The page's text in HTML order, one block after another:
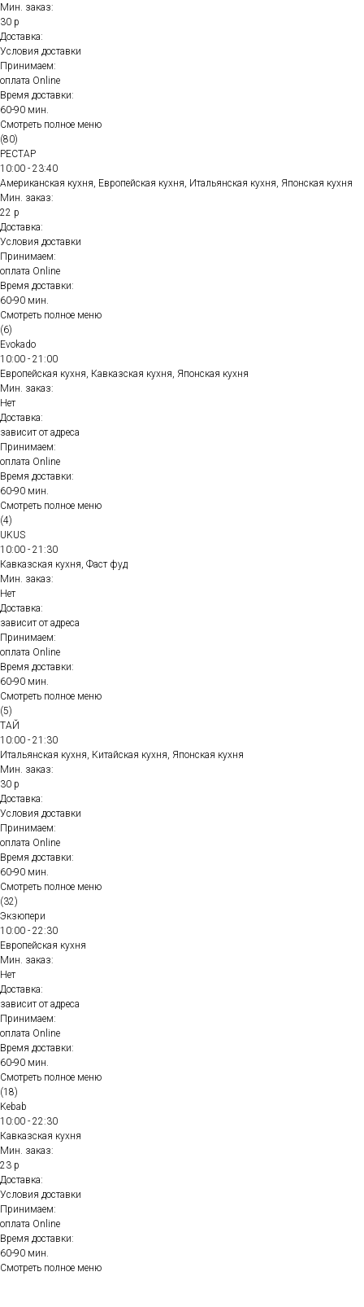
Мин. заказ:
30 р
Доставка:
Условия доставки
Принимаем:
оплата Online
Время доставки:
60-90 мин.
Смотреть полное меню
(80)
РЕСТАР
10:00 - 23:40
Американская кухня, Европейская кухня, Итальянская кухня, Японская кухня
Мин. заказ:
22 р
Доставка:
Условия доставки
Принимаем:
оплата Online
Время доставки:
60-90 мин.
Смотреть полное меню
(6)
Evokado
10:00 - 21:00
Европейская кухня, Кавказская кухня, Японская кухня
Мин. заказ:
Нет
Доставка:
зависит от адреса
Принимаем:
оплата Online
Время доставки:
60-90 мин.
Смотреть полное меню
(4)
UKUS
10:00 - 21:30
Кавказская кухня, Фаст фуд
Мин. заказ:
Нет
Доставка:
зависит от адреса
Принимаем:
оплата Online
Время доставки:
60-90 мин.
Смотреть полное меню
(5)
ТАЙ
10:00 - 21:30
Итальянская кухня, Китайская кухня, Японская кухня
Мин. заказ:
30 р
Доставка:
Условия доставки
Принимаем:
оплата Online
Время доставки:
60-90 мин.
Смотреть полное меню
(32)
Экзюпери
10:00 - 22:30
Европейская кухня
Мин. заказ:
Нет
Доставка:
зависит от адреса
Принимаем:
оплата Online
Время доставки:
60-90 мин.
Смотреть полное меню
(18)
Kebab
10:00 - 22:30
Кавказская кухня
Мин. заказ:
23 р
Доставка:
Условия доставки
Принимаем:
оплата Online
Время доставки:
60-90 мин.
Смотреть полное меню